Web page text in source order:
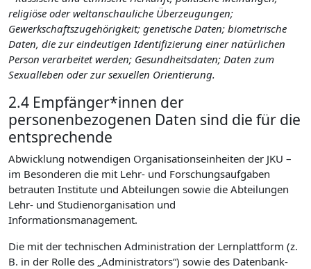
religiöse oder weltanschauliche Überzeugungen;
Gewerkschaftszugehörigkeit; genetische Daten; biometrische
Daten, die zur eindeutigen Identifizierung einer natürlichen
Person verarbeitet werden; Gesundheitsdaten; Daten zum
Sexualleben oder zur sexuellen Orientierung.
2.4 Empfänger*innen der
personenbezogenen Daten sind die für die
entsprechende
Abwicklung notwendigen Organisationseinheiten der JKU –
im Besonderen die mit Lehr- und Forschungsaufgaben
betrauten Institute und Abteilungen sowie die Abteilungen
Lehr- und Studienorganisation und
Informationsmanagement.
Die mit der technischen Administration der Lernplattform (z.
B. in der Rolle des „Administrators“) sowie des Datenbank-